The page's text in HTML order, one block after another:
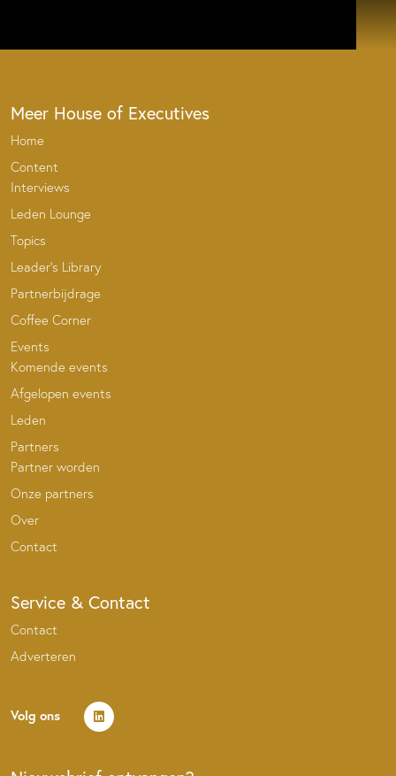
Meer House of Executives
Home
Content
Interviews
Leden Lounge
Topics
Leader’s Library
Partnerbijdrage
Coffee Corner
Events
Komende events
Afgelopen events
Leden
Partners
Partner worden
Onze partners
Over
Contact
Service & Contact
Contact
Adverteren
Volg ons